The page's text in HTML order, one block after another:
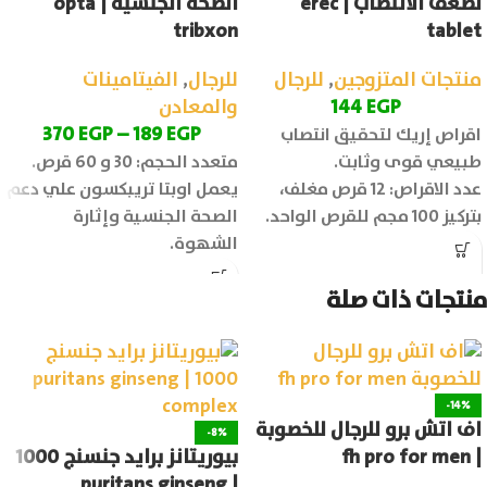
tablet
منتجات المتزوجين, للرجال
144EGP
اقراص إريك لتحقيق انتصاب
طبيعي قوى وثابت.
عدد الاقراص: 12 قرص مغلف،
بتركيز 100 مجم للقرص الواحد.
tribxon
للرجال, الفيتامينات
والمعادن
189EGP
–
370EGP
متعدد الحجم: 30 و 60 قرص.
يعمل اوبتا تريبكسون علي دعم
الصحة الجنسية وإثارة
الشهوة.
منتجات ذات صلة
-14%
اف اتش برو للرجال للخصوبة
| fh pro for men
-8%
بيوريتانز برايد جنسنج 1000